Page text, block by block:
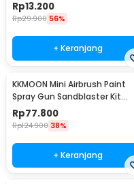
Rp13.200
Rp29.900 56%
+ Keranjang
KKMOON Mini Airbrush Paint
Spray Gun Sandblaster Kit
Single Action - TD-138
Rp77.800
Rp124.900 38%
+ Keranjang